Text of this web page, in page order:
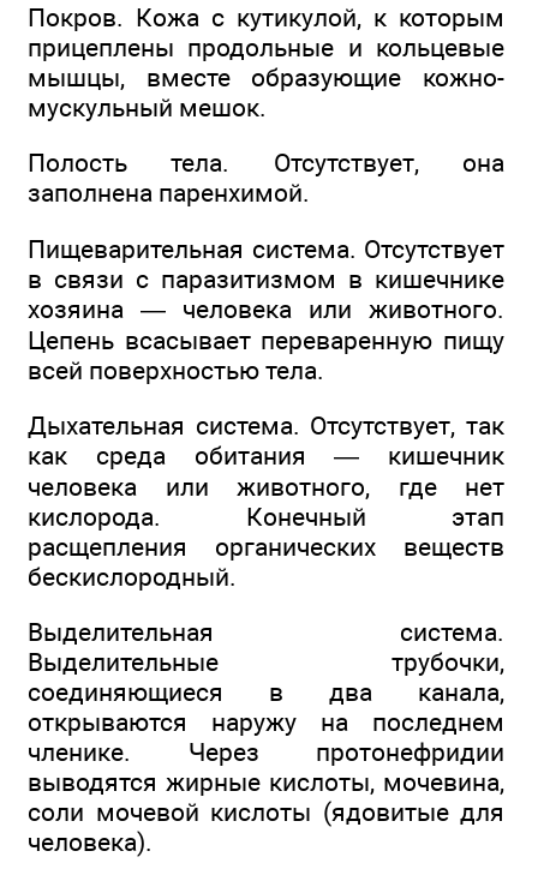
Покров. Кожа с кутикулой, к которым
прицеплены продольные и кольцевые
мышцы, вместе образующие кожно-
мускульный мешок.
Полость тела. Отсутствует, она
заполнена паренхимой.
Пищеварительная система. Отсутствует
в связи с паразитизмом в кишечнике
хозяина — человека или животного.
Цепень всасывает переваренную пищу
всей поверхностью тела.
Дыхательная система. Отсутствует, так
как среда обитания — кишечник
человека или животного, где нет
кислорода. Конечный этап
расщепления органических веществ
бескислородный.
Выделительная система.
Выделительные трубочки,
соединяющиеся в два канала,
открываются наружу на последнем
членике. Через протонефридии
выводятся жирные кислоты, мочевина,
соли мочевой кислоты (ядовитые для
человека).